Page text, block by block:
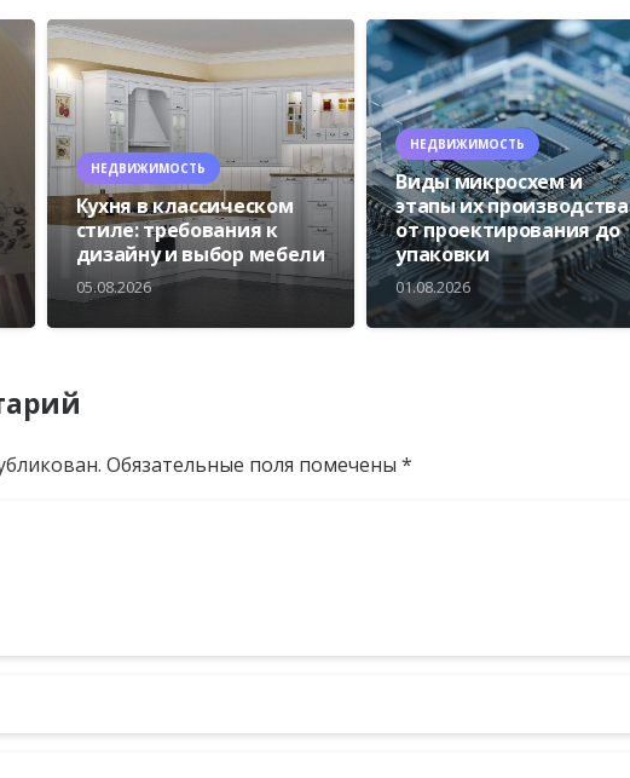
НЕДВИЖИМОСТЬ
Кухня в классическом
стиле: требования к
дизайну и выбор мебели
05.08.2026
НЕДВИЖИМОСТЬ
Виды микросхем и
этапы их производства
от проектирования до
упаковки
01.08.2026
Обязательные поля помечены *